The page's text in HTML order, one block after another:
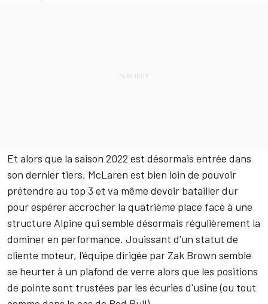
Et alors que la saison 2022 est désormais entrée dans
son dernier tiers, McLaren est bien loin de pouvoir
prétendre au top 3 et va même devoir batailler dur
pour espérer accrocher la quatrième place face à une
structure Alpine qui semble désormais régulièrement la
dominer en performance. Jouissant d'un statut de
cliente moteur, l'équipe dirigée par Zak Brown semble
se heurter à un plafond de verre alors que les positions
de pointe sont trustées par les écuries d'usine (ou tout